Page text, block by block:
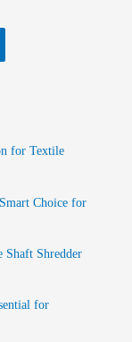
for Textile
Choice for
Shredder
for